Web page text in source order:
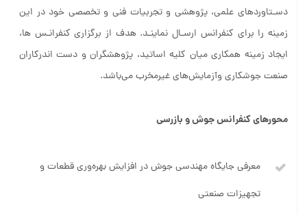
دسـتاوردهاي علمي، پژوهشي و تجربيات فني و تخصصي خود در اين
زمينه را براي کنفرانس ارسـال نماينـد. هدف از برگزاري کنفرانـس ها،
ايجاد زمينه همکاري ميان کليه اساتید، پژوهشگران و دست اندرکاران
صنعت جوشکاري وآزمايش‌هاي غيرمخرب مي‌باشد.
محورهای کنفرانس جوش و بازرسی
معرفی جایگاه مهندسی جوش در افزایش بهره‌وری قطعات و
تجهیزات صنعتی